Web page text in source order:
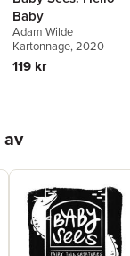
Baby
Adam Wilde
Kartonnage, 2020
119 kr